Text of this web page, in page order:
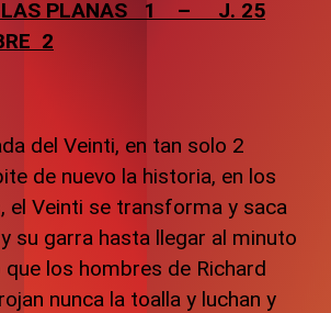
LAS PLANAS 1 – J. 25
2
del Veinti, en tan solo 2
de nuevo la historia, en los
el Veinti se transforma y saca
su garra hasta llegar al minuto
los hombres de Richard
nunca la toalla y luchan y